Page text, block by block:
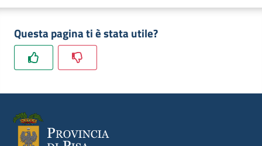
Documenti
e
dati
Questa pagina ti è stata utile?